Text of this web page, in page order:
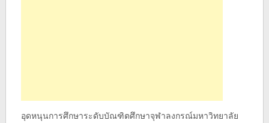
อุดหนุนการศึกษาระดับบัณฑิตศึกษาจุฬาลงกรณ์มหาวิทยาลัย